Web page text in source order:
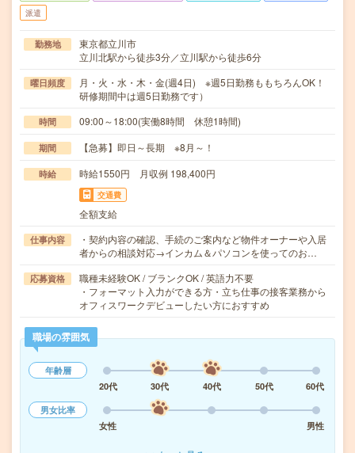
派遣
勤務地
東京都立川市
立川北駅から徒歩3分／立川駅から徒歩6分
曜日頻度
月・火・水・木・金(週4日) ※週5日勤務ももちろんOK！
研修期間中は週5日勤務です）
時間 09:00～18:00(実働8時間 休憩1時間)
期間 【急募】即日～長期 ※8月～！
時給 時給1550円 月収例 198,400円
交通費
全額支給
仕事内容
・契約内容の確認、手続のご案内など物件オーナーや入居
者からの相談対応→インカム＆パソコンを使ってのお…
応募資格
職種未経験OK / ブランクOK / 英語力不要
・フォーマット入力ができる方・立ち仕事の接客業務から
オフィスワークデビューしたい方におすすめ
職場の雰囲気
年齢層
20代
30代 40代 50代
60代
男女比率
女性
男性